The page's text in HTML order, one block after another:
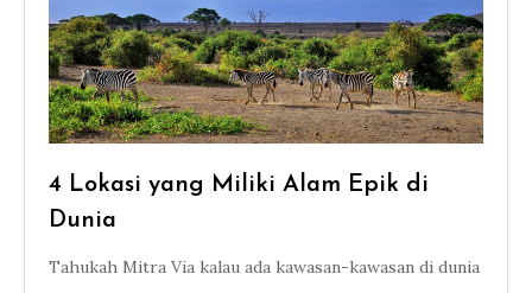
4 Lokasi yang Miliki Alam Epik di
Dunia
Tahukah Mitra Via kalau ada kawasan-kawasan di dunia